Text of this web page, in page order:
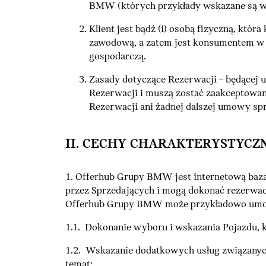
BMW (których przykłady wskazane są
Klient jest bądź (i) osobą fizyczną,
zawodową, a zatem jest konsumentem
gospodarczą.
Zasady dotyczące Rezerwacji –
Rezerwacji i muszą zostać
Rezerwacji ani żadnej dalszej umowy
II. CECHY
1. Offerhub Grupy BMW jest internetową
przez Sprzedających i mogą dokonać
Offerhub Grupy BMW może przykładowo
1.1. Dokonanie wyboru i wskazania
1.2. Wskazanie dodatkowych usług